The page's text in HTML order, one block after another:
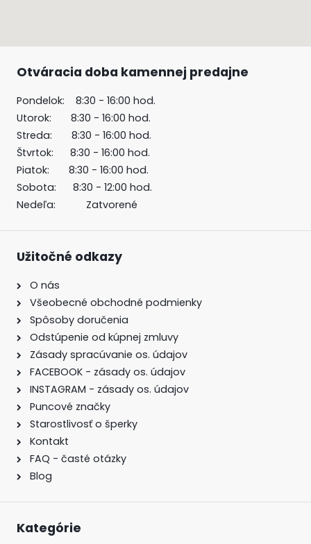
Otváracia doba kamennej predajne
Pondelok: 8:30 - 16:00 hod.
Utorok: 8:30 - 16:00 hod.
Streda: 8:30 - 16:00 hod.
Štvrtok: 8:30 - 16:00 hod.
Piatok: 8:30 - 16:00 hod.
Sobota: 8:30 - 12:00 hod.
Nedeľa: Zatvorené
Užitočné odkazy
O nás
Všeobecné obchodné podmienky
Spôsoby doručenia
Odstúpenie od kúpnej zmluvy
Zásady spracúvanie os. údajov
FACEBOOK - zásady os. údajov
INSTAGRAM - zásady os. údajov
Puncové značky
Starostlivosť o šperky
Kontakt
FAQ - časté otázky
Blog
Kategórie